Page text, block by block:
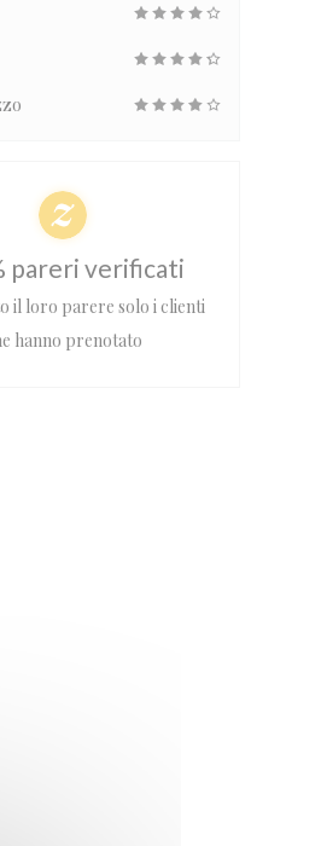
pareri verificati
il loro parere solo i clienti
hanno prenotato